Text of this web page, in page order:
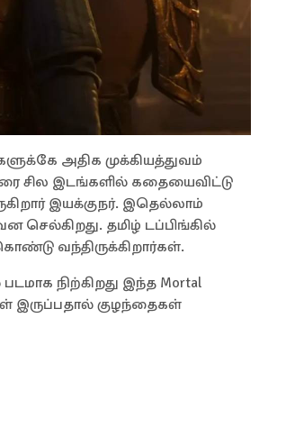
அதிக முக்கியத்துவம்
சில இடங்களில் கதையைவிட்டு
இயக்குநர். இதெல்லாம்
செல்கிறது. தமிழ் டப்பிங்கில்
வந்திருக்கிறார்கள்.
நிற்கிறது இந்த Mortal
இருப்பதால் குழந்தைகள்